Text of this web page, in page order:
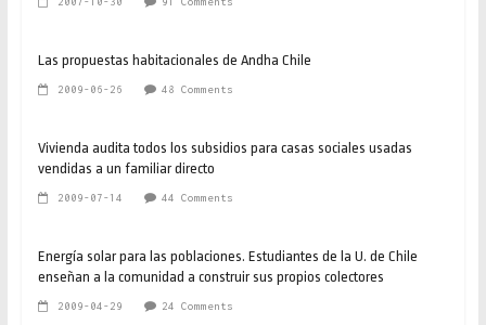
Las propuestas habitacionales de Andha Chile
2009-06-26 48 Comments
Vivienda audita todos los subsidios para casas sociales usadas
vendidas a un familiar directo
2009-07-14 44 Comments
Energía solar para las poblaciones. Estudiantes de la U. de Chile
enseñan a la comunidad a construir sus propios colectores
2009-04-29 24 Comments